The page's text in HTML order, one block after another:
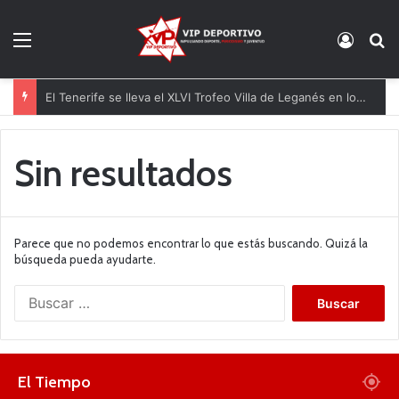
El Tenerife se lleva el XLVI Trofeo Villa de Leganés en los penaltis
Sin resultados
Parece que no podemos encontrar lo que estás buscando. Quizá la
búsqueda pueda ayudarte.
El Tiempo